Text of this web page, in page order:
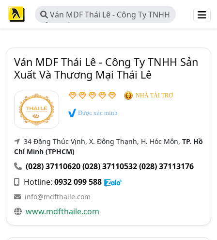
Ván MDF Thái Lê - Công Ty TNHH
Sản Xuất Và Thương Mại Thái Lê
Ván MDF Thái Lê - Công Ty TNHH Sản
Xuất Và Thương Mại Thái Lê
NHÀ TÀI TRỢ
Được xác minh
34 Đặng Thúc Vịnh, X. Đông Thạnh, H. Hóc Môn, TP. Hồ
Chí Minh (TPHCM)
(028) 37110620(028) 37110532(028) 37113176
Hotline: 0932 099 588
info@mdfthaile.com
www.mdfthaile.com